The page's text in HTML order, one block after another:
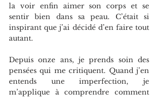
la voir enfin aimer son corps et se
sentir bien dans sa peau. C’était si
inspirant que j’ai décidé d’en faire tout
autant.
Depuis onze ans, je prends soin des
pensées qui me critiquent. Quand j’en
entends une imperfection, je
m’applique à comprendre comment